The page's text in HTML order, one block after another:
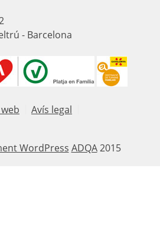
- Barcelona
Avís legal
WordPress ADQA2015